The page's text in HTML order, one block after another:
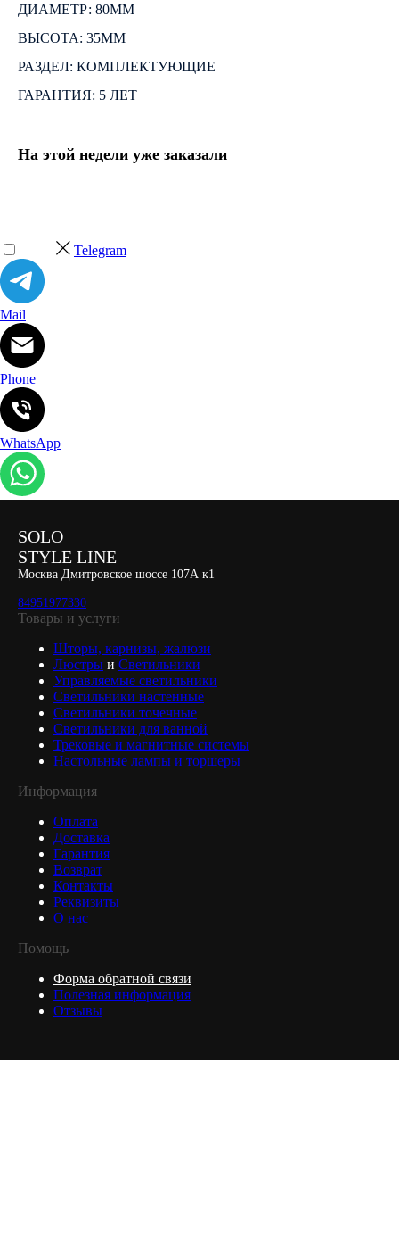
ДИАМЕТР: 80ММ
ВЫСОТА: 35ММ
РАЗДЕЛ: КОМПЛЕКТУЮЩИЕ
ГАРАНТИЯ: 5 ЛЕТ
На этой недели уже заказали
Telegram
Mail
Phone
WhatsApp
SOLO
STYLE LINE
Москва Дмитровское шоссе 107А к1
84951977330
Товары и услуги
Шторы, карнизы, жалюзи
Люстры и Светильники
Управляемые светильники
Светильники настенные
Светильники точечные
Светильники для ванной
Трековые и магнитные системы
Настольные лампы и торшеры
Информация
Оплата
Доставка
Гарантия
Возврат
Контакты
Реквизиты
О нас
Помощь
Форма обратной связи
Полезная информация
Отзывы